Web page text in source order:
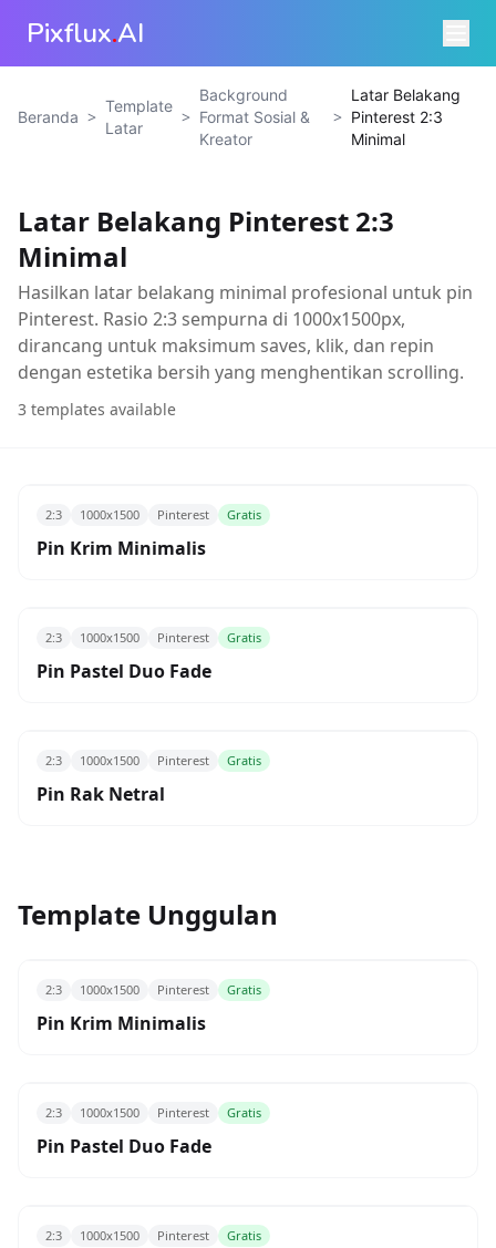
Pixflux.AI
Beranda >
Template
Latar
>
Background
Format Sosial &
Kreator
>
Latar Belakang
Pinterest 2:3
Minimal
Latar Belakang Pinterest 2:3
Minimal
Hasilkan latar belakang minimal profesional untuk pin
Pinterest. Rasio 2:3 sempurna di 1000x1500px,
dirancang untuk maksimum saves, klik, dan repin
dengan estetika bersih yang menghentikan scrolling.
3 templates available
2:3 1000x1500 Pinterest Gratis
Pin Krim Minimalis
2:3 1000x1500 Pinterest Gratis
Pin Pastel Duo Fade
2:3 1000x1500 Pinterest Gratis
Pin Rak Netral
Template Unggulan
2:3 1000x1500 Pinterest Gratis
Pin Krim Minimalis
2:3 1000x1500 Pinterest Gratis
Pin Pastel Duo Fade
2:3 1000x1500 Pinterest Gratis